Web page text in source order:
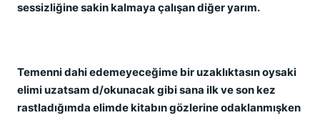
sessizliğine sakin kalmaya çalışan diğer yarım.
Temenni dahi edemeyeceğime bir uzaklıktasın oysaki
elimi uzatsam d/okunacak gibi sana ilk ve son kez
rastladığımda elimde kitabın gözlerine odaklanmışken